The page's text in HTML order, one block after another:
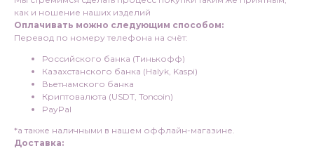
как и ношение наших изделий
Оплачивать можно следующим способом:
Перевод по номеру телефона на счёт:
Российского банка (Тинькофф)
Казахстанского банка (Halyk, Kaspi)
Вьетнамского банка
Криптовалюта (USDT, Toncoin)
PayPal
*а также наличными в нашем оффлайн-магазине.
Доставка: